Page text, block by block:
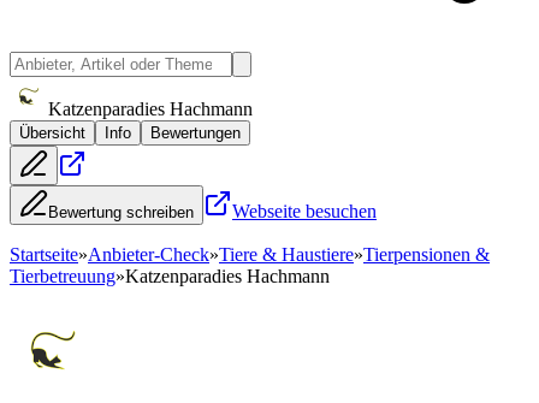
Katzenparadies Hachmann
Übersicht Info Bewertungen
Bewertung schreiben Webseite besuchen
Startseite»Anbieter-Check»Tiere & Haustiere»Tierpensionen &
Tierbetreuung»Katzenparadies Hachmann